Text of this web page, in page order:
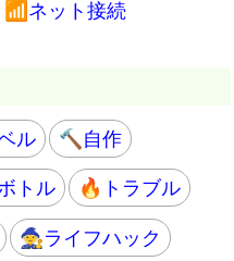
⌨web制作
🎯SEO
💹アドセンス
📒ブログ運営
❓はてなブログ